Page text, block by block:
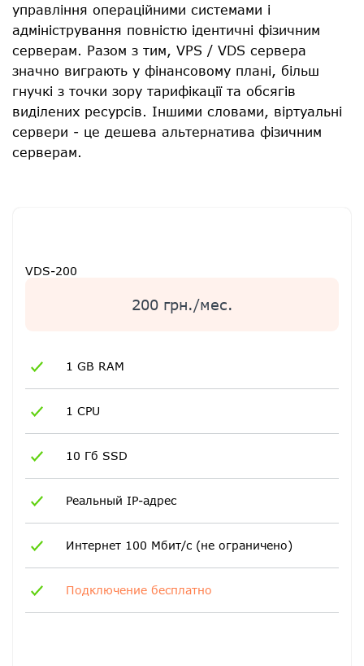
управління операційними системами і
адміністрування повністю ідентичні фізичним
серверам. Разом з тим, VPS / VDS сервера
значно виграють у фінансовому плані, більш
гнучкі з точки зору тарифікації та обсягів
виділених ресурсів. Іншими словами, віртуальні
сервери - це дешева альтернатива фізичним
серверам.
VDS-200
200 грн./мес.
1 GB RAM
1 CPU
10 Гб SSD
Реальный IP-адрес
Интернет 100 Мбит/с (не ограничено)
Подключение бесплатно